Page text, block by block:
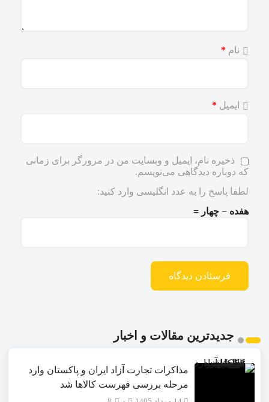
نام *
ایمیل *
ذخیره نام، ایمیل و وبسایت من در مرورگر برای زمانی
که دوباره دیدگاهی می‌نویسم.
لطفا پاسخ را به عدد انگلیسی وارد کنید:
هفده − چهار =
جدیدترین مقالات و اخبار
مذاکرات تجارت آزاد ایران و پاکستان وارد
مرحله بررسی فهرست کالاها شد